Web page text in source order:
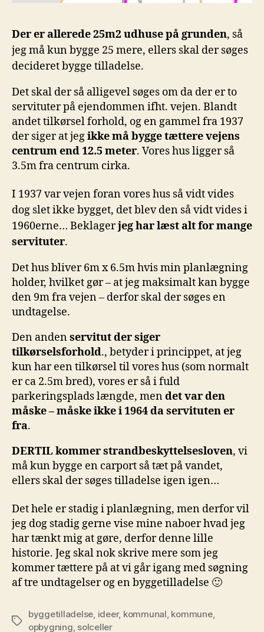
Der er allerede 25m2 udhuse på grunden, så
jeg må kun bygge 25 mere, ellers skal der søges
decideret bygge tilladelse.
Det skal der så alligevel søges om da der er to
servituter på ejendommen ifht. vejen. Blandt
andet tilkørsel forhold, og en gammel fra 1937
der siger at jegikke må bygge tættere vejens
centrum end 12.5 meter. Vores hus ligger så
3.5m fra centrum cirka.
I 1937 var vejen foran vores hus så vidt vides
dog slet ikke bygget, det blev den så vidt vides i
1960erne… Beklagerjeg har læst alt for mange
servituter.
Det hus bliver 6m x 6.5m hvis min planlægning
holder, hvilket gør – at jeg maksimalt kan bygge
den 9m fra vejen – derfor skal der søges en
undtagelse.
Den andenservitut der siger
tilkørselsforhold., betyder i princippet, at jeg
kun har een tilkørsel til vores hus (som normalt
er ca 2.5m bred), vores er så i fuld
parkeringsplads længde, mendet var den
måske – måske ikke i 1964 da servituten er
fra.
DERTIL kommer strandbeskyttelsesloven, vi
må kun bygge en carport så tæt på vandet,
ellers skal der søges tilladelse igen igen…
Det hele er stadig i planlægning, men derfor vil
jeg dog stadig gerne vise mine naboer hvad jeg
har tænkt mig at gøre, derfor denne lille
historie. Jeg skal nok skrive mere som jeg
kommer tættere på at vi går igang med søgning
af tre undtagelser og en byggetilladelse 🙂
Tags
byggetilladelse ideer, kommunal kommune,
opbygning solceller